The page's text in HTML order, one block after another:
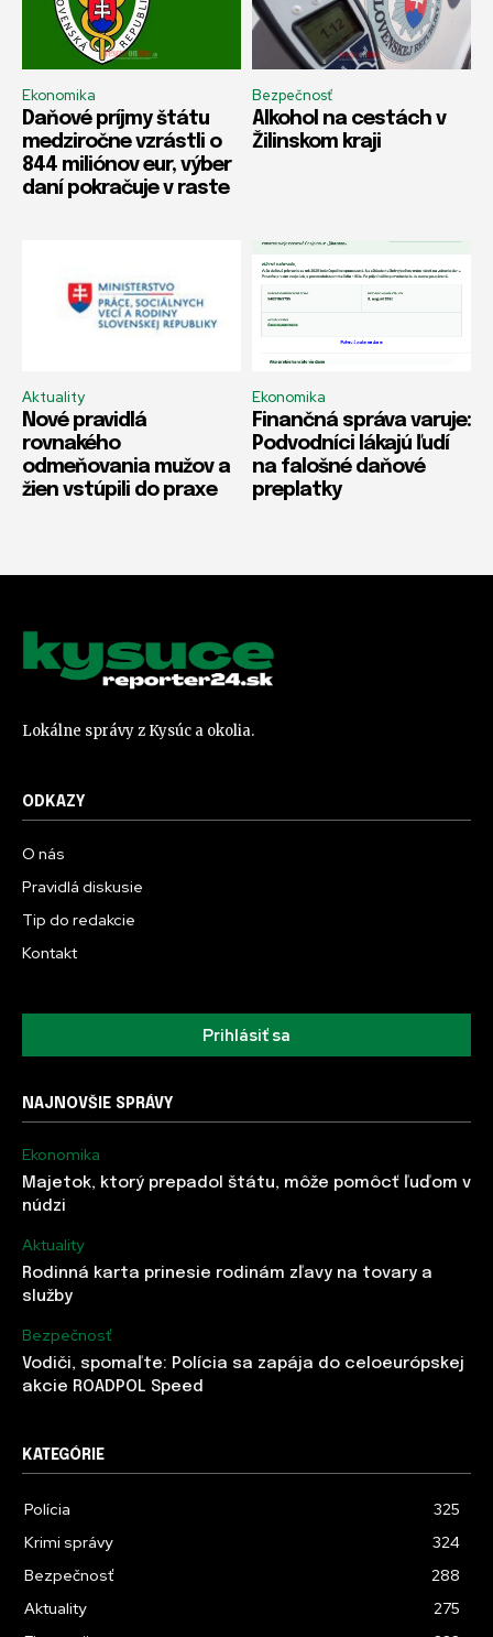
Ekonomika
Daňové príjmy štátu
medziročne vzrástli o
844 miliónov eur, výber
daní pokračuje v raste
Bezpečnosť
Alkohol na cestách v
Žilinskom kraji
Aktuality
Nové pravidlá
rovnakého
odmeňovania mužov a
žien vstúpili do praxe
Ekonomika
Finančná správa varuje:
Podvodníci lákajú ľudí
na falošné daňové
preplatky
Lokálne správy z Kysúc a okolia.
ODKAZY
O nás
Pravidlá diskusie
Tip do redakcie
Kontakt
Prihlásiť sa
NAJNOVŠIE SPRÁVY
Ekonomika
Majetok, ktorý prepadol štátu, môže pomôcť ľuďom v
núdzi
Aktuality
Rodinná karta prinesie rodinám zľavy na tovary a
služby
Bezpečnosť
Vodiči, spomaľte: Polícia sa zapája do celoeurópskej
akcie ROADPOL Speed
KATEGÓRIE
Polícia
325
Krimi správy
324
Bezpečnosť
288
Aktuality
275